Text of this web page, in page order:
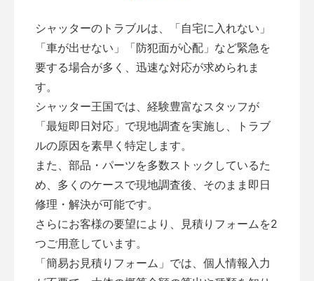
シャッターのトラブルは、「自宅に入れない」
「車が出せない」「防犯面が心配」など緊急を
要する場合が多く、迅速な対応が求められま
す。
シャッター王国では、経験豊富なスタッフが
「最短即日対応」で現地調査を実施し、トラブ
ルの原因を素早く特定します。
また、部品・パーツを多数ストックしているた
め、多くのケースで現地調査後、そのまま即日
修理・解決が可能です。
さらにお客様の要望により、見積りフォームを2
つご用意しています。
「簡易お見積りフォーム 」では、個人情報入力